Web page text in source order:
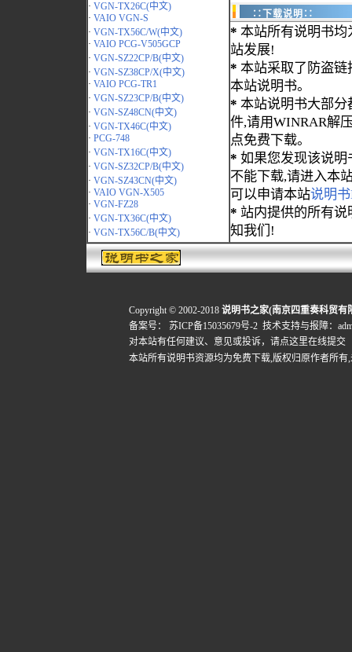
· VGN-TX26C(中文)
· VAIO VGN-S
· VGN-TX56C/W(中文)
· VAIO PCG-V505GCP
· VGN-SZ22CP/B(中文)
· VGN-SZ38CP/X(中文)
· VAIO PCG-TR1
· VGN-SZ23CP/B(中文)
· VGN-SZ48CN(中文)
· VGN-TX46C(中文)
· PCG-748
· VGN-TX16C(中文)
· VGN-SZ32CP/B(中文)
· VGN-SZ43CN(中文)
· VAIO VGN-X505
· VGN-FZ28
· VGN-TX36C(中文)
· VGN-TX56C/B(中文)
∷下载说明∷
* 本站所有说明书均
站发展!
* 本站采取了防盗链
本站说明书。
* 本站说明书大部分
件,请用WINRAR解
点免费下载。
* 如果您发现该说明
不能下载,请进入本
可以申请本站说明
* 站内提供的所有
知我们!
Copyright © 2002-2018 说明书之家(南京四重奏科贸有
备案号：
苏ICP备15035679号-2 技术支持与报障：
对本站有任何建议、意见或投诉， 请点这里在线提交
本站所有说明书资源均为免费下载,版权归原作者所